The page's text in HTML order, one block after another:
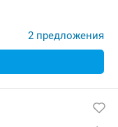
2 предложения